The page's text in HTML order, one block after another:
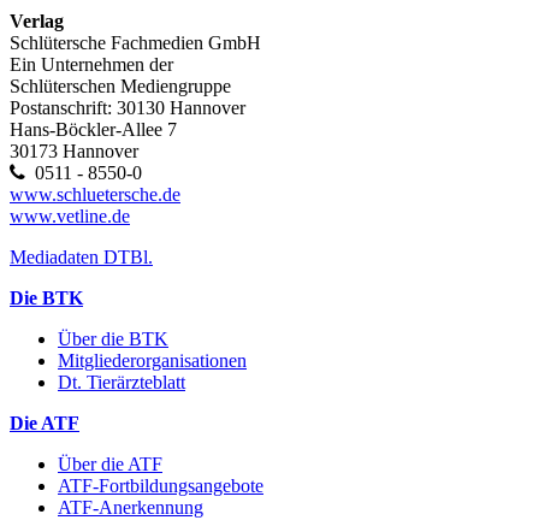
Verlag
Schlütersche Fachmedien GmbH
Ein Unternehmen der
Schlüterschen Mediengruppe
Postanschrift: 30130 Hannover
Hans-Böckler-Allee 7
30173 Hannover
0511 - 8550-0
www.schluetersche.de
www.vetline.de
Mediadaten DTBl.
Die BTK
Über die BTK
Mitgliederorganisationen
Dt. Tierärzteblatt
Die ATF
Über die ATF
ATF-Fortbildungsangebote
ATF-Anerkennung